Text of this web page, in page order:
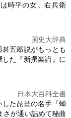
時平の女。右兵衛
国史大辞典
五郎説がもっとも
した『新撰楽譜』に
日本大百科全書
た琵琶の名手「蝉
さが通い詰めて秘曲